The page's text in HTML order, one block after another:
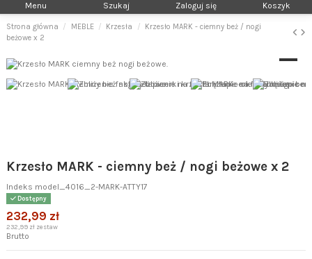
Menu Szukaj Zaloguj się Koszyk
Strona główna MEBLE Krzesła
Krzesło MARK - ciemny beż / nogi
beżowe x 2
Krzesło MARK - ciemny beż / nogi beżowe x 2
Indeks model_4016_2-MARK-ATTY17
Dostępny
232,99 zł
232,99 zł zestaw
Brutto